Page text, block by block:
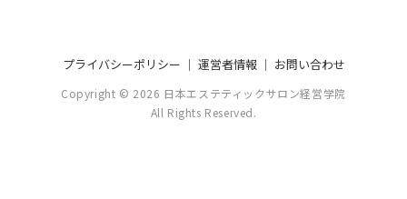
プライバシーポリシー ｜ 運営者情報 ｜ お問い合わせ
Copyright © 2026 日本エステティックサロン経営学院
All Rights Reserved.